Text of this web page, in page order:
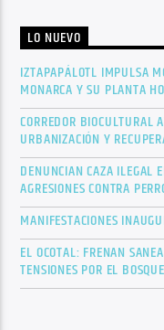
LO NUEVO
IZTAPAPÁLOTL IMPULSA
MONARCA Y SU PLANTA
CORREDOR BIOCULTURAL
URBANIZACIÓN Y
DENUNCIAN CAZA ILEGAL
AGRESIONES CONTRA
MANIFESTACIONES
EL OCOTAL: FRENAN
TENSIONES POR EL BOSQUE